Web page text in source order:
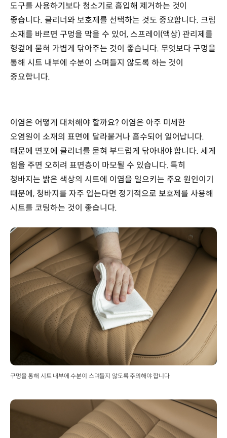
도구를 사용하기보다 청소기로 흡입해 제거하는 것이
좋습니다. 클리너와 보호제를 선택하는 것도 중요합니다. 크림
소재를 바르면 구멍을 막을 수 있어, 스프레이(액상) 관리제를
헝겊에 묻혀 가볍게 닦아주는 것이 좋습니다. 무엇보다 구멍을
통해 시트 내부에 수분이 스며들지 않도록 하는 것이
중요합니다.
이염은 어떻게 대처해야 할까요? 이염은 아주 미세한
오염원이 소재의 표면에 달라붙거나 흡수되어 일어납니다.
때문에 면포에 클리너를 묻혀 부드럽게 닦아내야 합니다. 세게
힘을 주면 오히려 표면층이 마모될 수 있습니다. 특히
청바지는 밝은 색상의 시트에 이염을 일으키는 주요 원인이기
때문에, 청바지를 자주 입는다면 정기적으로 보호제를 사용해
시트를 코팅하는 것이 좋습니다.
구멍을 통해 시트 내부에 수분이 스며들지 않도록 주의해야 합니다